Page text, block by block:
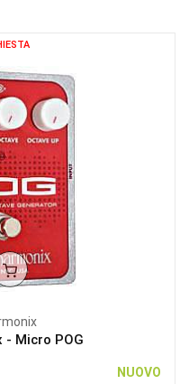
- Micro POG
NUOVO